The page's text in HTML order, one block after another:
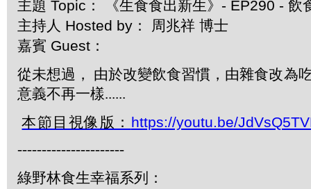
主題 Topic： 《生食食出新生》- EP290 - 飲
主持人 Hosted by： 周兆祥 博士
嘉賓 Guest：
從未想過， 由於改變飲食習慣，由雜食改為
意義不再一樣......
本節目視像版： https://youtu.be/
----------------------
綠野林食生幸福系列：